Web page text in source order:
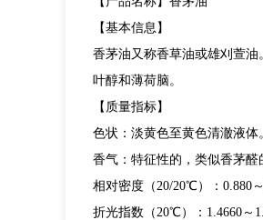
【基本信息】
香茅油 又称香草油或雄刈萱
叶醇和薄荷脑。
【质量指标】
色状：淡黄色至黄色清澈液体
香气：特征性的，类似香茅醛
相对密度（20/20℃）：0.880～
折光指数（20℃）：1.4660～